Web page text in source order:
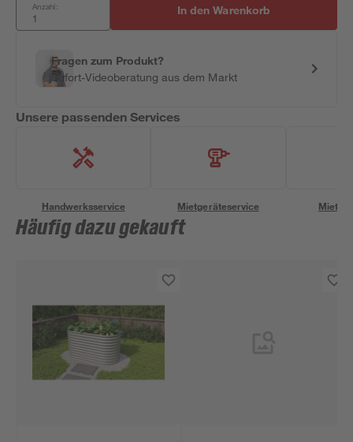
Anzahl: In den Warenkorb
Fragen zum Produkt?
Sofort-Videoberatung aus dem Markt
Unsere passenden Services
Handwerksservice Mietgeräteservice
Häufig dazu gekauft